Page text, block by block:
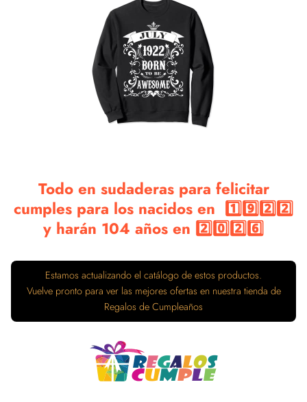
Todo en sudaderas para felicitar
cumples para los nacidos en 1️⃣9️⃣2️⃣2️⃣
y harán 104 años en 2️⃣0️⃣2️⃣6️⃣
Estamos actualizando el catálogo de estos productos.
Vuelve pronto para ver las mejores ofertas en nuestra tienda de
Regalos de Cumpleaños